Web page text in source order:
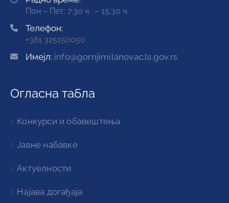
Пон – Пет: 7.30 ч. – 15.30 ч.
Телефон:
+381 325150050
Имејл: info@gornjimilanovac.ls.gov.rs
Огласна табла
Конкурси и обавештења
Јавне набавке
Актуелности
Најава догађаја